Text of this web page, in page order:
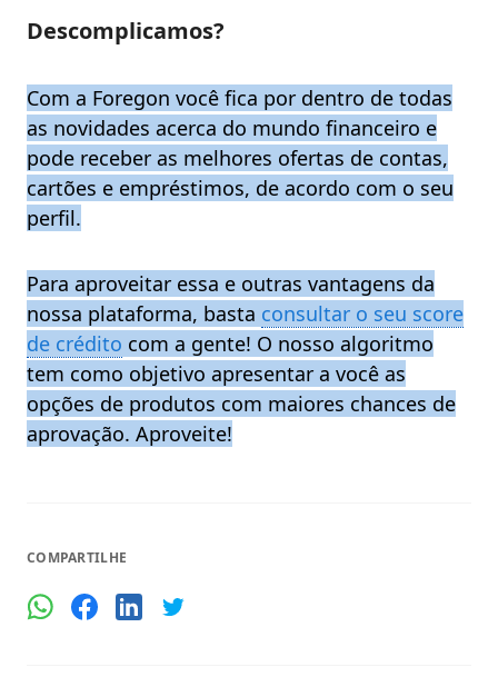
Descomplicamos?
Com a Foregon você fica por dentro de todas
as novidades acerca do mundo financeiro e
pode receber as melhores ofertas de contas,
cartões e empréstimos, de acordo com o seu
perfil.
Para aproveitar essa e outras vantagens da
nossa plataforma, basta consultar o seu score
de crédito com a gente! O nosso algoritmo
tem como objetivo apresentar a você as
opções de produtos com maiores chances de
aprovação. Aproveite!
COMPARTILHE